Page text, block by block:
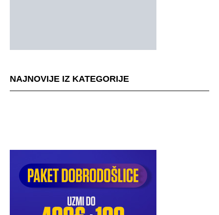
NAJNOVIJE IZ KATEGORIJE